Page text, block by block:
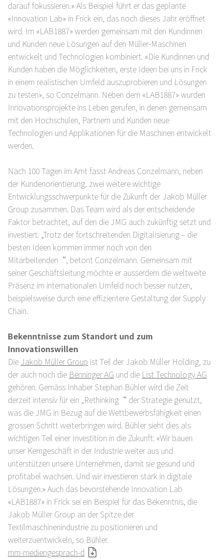
darauf fokussieren.» Als Beispiel führt er das geplante
«Innovation Lab» in Frick ein, das noch dieses Jahr eröffnet
wird. Im «LAB1887» werden gemeinsam mit den Kundinnen
und Kunden neue Lösungen auf den Müller-Maschinen
entwickelt und Technologien kombiniert. «Die Kundinnen und
Kunden haben die Möglichkeiten, erste Ideen bei uns in Frick
in einem realistischen Umfeld auszuprobieren und Lösungen
zu testen», so Conzelmann. Neben dem «LAB1887» wurden
Innovationsprojekte ins Leben gerufen, in denen gemeinsam
mit den Hochschulen, Partnern und Kunden neue
Technologien und Applikationen für die Maschinen entwickelt
werden.
Nach 100 Tagen im Amt fasst Andreas Conzelmann, neben
der Kundenorientierung, zwei weitere wichtige
Entwicklungsschwerpunkte für die Zukunft der Jakob Müller
Group zusammen. Das Team wird als der entscheidende
Faktor betrachtet, auf den die JMG auch zukünftig setzt und
investiert. „Trotz der fortschreitenden Digitalisierung – die
besten Ideen kommen immer noch von den
Mitarbeitenden“, betont Conzelmann. Gemeinsam mit
seiner Geschäftsleitung möchte er ausserdem die weltweite
Präsenz im internationalen Umfeld noch besser nutzen,
beispielsweise durch eine effizientere Gestaltung der Supply
Chain.
Bekenntnisse zum Standort und zum
Innovationswillen
Die Jakob Müller Group ist Teil der Jakob Müller Holding, zu
der auch noch die Benninger AG und die List Technology AG
gehören. Gemäss Inhaber Stephan Bühler wird die Zeit
derzeit intensiv für ein „Rethinking“ der Strategie genutzt,
was die JMG in Bezug auf die Wettbewerbsfähigkeit einen
grossen Schritt weiterbringen wird. Bühler sieht dies als
wichtigen Teil einer Investition in die Zukunft: «Wir bauen
unser Kerngeschäft in der Industrie weiter aus und
unterstützen unsere Unternehmen, damit sie gesund und
profitabel wachsen. Und wir investieren stark in digitale
Lösungen.» Auch das bevorstehende Innovation Lab
«LAB1887» in Frick sei ein Beispiel für das Bekenntnis, die
Jakob Müller Group an der Spitze der
Textilmaschinenindustrie zu positionieren und
weiterzuentwickeln, so Bühler.
mm-mediengesprach-d